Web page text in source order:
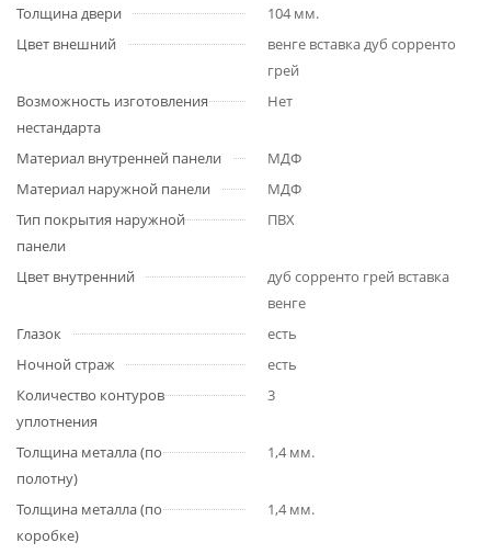
Толщина двери
104 мм.
Цвет внешний
венге вставка дуб сорренто
грей
Возможность изготовления
нестандарта
Нет
Материал внутренней панели
МДФ
Материал наружной панели
МДФ
Тип покрытия наружной
панели
ПВХ
Цвет внутренний
дуб сорренто грей вставка
венге
Глазок
есть
Ночной страж
есть
Количество контуров
уплотнения
3
Толщина металла (по
полотну)
1,4 мм.
Толщина металла (по
коробке)
1,4 мм.